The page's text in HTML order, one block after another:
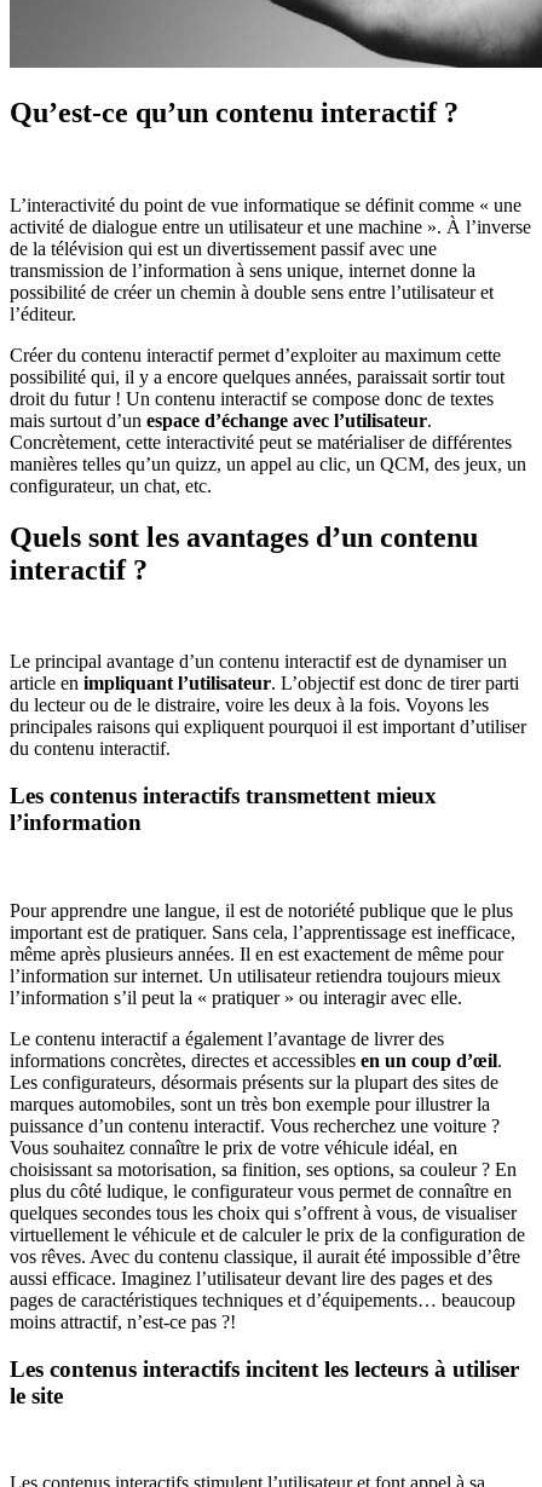
Qu’est-ce qu’un contenu interactif ?
L’interactivité du point de vue informatique se définit comme « une
activité de dialogue entre un utilisateur et une machine ». À l’inverse
de la télévision qui est un divertissement passif avec une
transmission de l’information à sens unique, internet donne la
possibilité de créer un chemin à double sens entre l’utilisateur et
l’éditeur.
Créer du contenu interactif permet d’exploiter au maximum cette
possibilité qui, il y a encore quelques années, paraissait sortir tout
droit du futur ! Un contenu interactif se compose donc de textes
mais surtout d’un espace d’échange avec l’utilisateur.
Concrètement, cette interactivité peut se matérialiser de différentes
manières telles qu’un quizz, un appel au clic, un QCM, des jeux, un
configurateur, un chat, etc.
Quels sont les avantages d’un contenu
interactif ?
Le principal avantage d’un contenu interactif est de dynamiser un
article en impliquant l’utilisateur. L’objectif est donc de tirer parti
du lecteur ou de le distraire, voire les deux à la fois. Voyons les
principales raisons qui expliquent pourquoi il est important d’utiliser
du contenu interactif.
Les contenus interactifs transmettent mieux
l’information
Pour apprendre une langue, il est de notoriété publique que le plus
important est de pratiquer. Sans cela, l’apprentissage est inefficace,
même après plusieurs années. Il en est exactement de même pour
l’information sur internet. Un utilisateur retiendra toujours mieux
l’information s’il peut la « pratiquer » ou interagir avec elle.
Le contenu interactif a également l’avantage de livrer des
informations concrètes, directes et accessibles en un coup d’œil.
Les configurateurs, désormais présents sur la plupart des sites de
marques automobiles, sont un très bon exemple pour illustrer la
puissance d’un contenu interactif. Vous recherchez une voiture ?
Vous souhaitez connaître le prix de votre véhicule idéal, en
choisissant sa motorisation, sa finition, ses options, sa couleur ? En
plus du côté ludique, le configurateur vous permet de connaître en
quelques secondes tous les choix qui s’offrent à vous, de visualiser
virtuellement le véhicule et de calculer le prix de la configuration de
vos rêves. Avec du contenu classique, il aurait été impossible d’être
aussi efficace. Imaginez l’utilisateur devant lire des pages et des
pages de caractéristiques techniques et d’équipements… beaucoup
moins attractif, n’est-ce pas ?!
Les contenus interactifs incitent les lecteurs à utiliser
le site